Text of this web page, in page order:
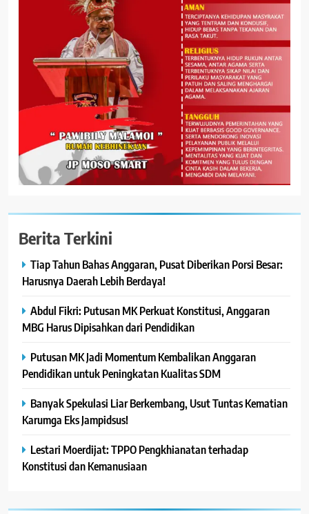
Berita Terkini
Tiap Tahun Bahas Anggaran, Pusat Diberikan Porsi Besar:
Harusnya Daerah Lebih Berdaya!
Abdul Fikri: Putusan MK Perkuat Konstitusi, Anggaran
MBG Harus Dipisahkan dari Pendidikan
Putusan MK Jadi Momentum Kembalikan Anggaran
Pendidikan untuk Peningkatan Kualitas SDM
Banyak Spekulasi Liar Berkembang, Usut Tuntas Kematian
Karumga Eks Jampidsus!
Lestari Moerdijat: TPPO Pengkhianatan terhadap
Konstitusi dan Kemanusiaan